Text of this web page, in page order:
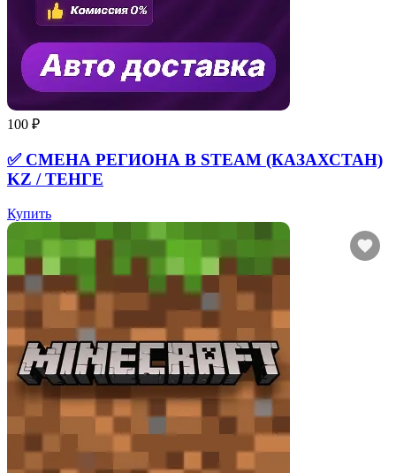
100 ₽
✅ СМЕНА РЕГИОНА В STEAM (КАЗАХСТАН)
KZ / ТЕНГЕ
Купить